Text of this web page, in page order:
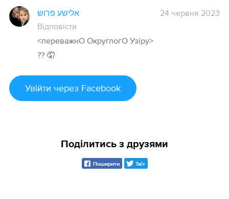
אלישע פרוש
24 червня 2023
Відповісти
<переважнО ОкруглогО Узіру>
?? 🤦
Увійти через Facebook
Поділитись з друзями
Поширити Твіт